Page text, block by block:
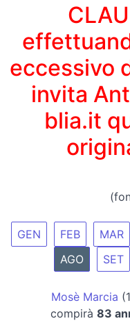
eccessivo
invita
blia.it
GEN FEB MAR
AGO
SET
Mosè Marcia
compirà 83